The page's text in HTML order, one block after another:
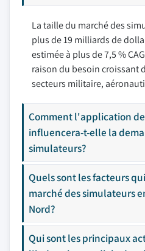
La taille du marché des
plus de 19 milliards de
estimée à plus de 7,5 %
raison du besoin croissant
secteurs militaire,
Comment l'application
influencera-t-elle la
simulateurs?
Quels sont les facteurs
marché des simulateurs
Nord?
Qui sont les principaux